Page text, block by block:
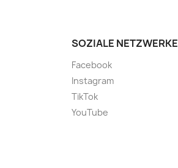
SOZIALE NETZWERKE
Facebook
Instagram
TikTok
YouTube